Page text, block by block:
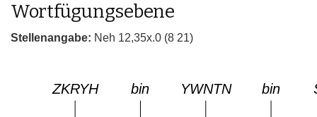
zum
Wortfügungsebene
Stellenangabe: Neh 12,35x.0 (8 21)